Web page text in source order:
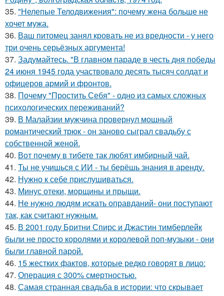
35. "Нелепые Телодвижения": почему жена больше не
хочет мужа.
36. Ваш питомец занял кровать не из вредности - у него
три очень серьёзных аргумента!
37. Задумайтесь. "В главном параде в честь дня победы
24 июня 1945 года участвовало десять тысяч солдат и
офицеров армий и фронтов.
38. Почему "Простить Себя" - одно из самых сложных
психологических переживаний?
39. В Малайзии мужчина провернул мощный
романтический трюк - он заново сыграл свадьбу с
собственной женой.
40. Вот почему в тибете так любят имбирный чай.
41. Ты не учишься с ИИ - ты берёшь знания в аренду.
42. Нужно к себе прислушиваться.
43. Минус отеки, морщины и прыщи.
44. Не нужно людям искать оправданий- они поступают
так, как считают нужным.
45. В 2001 году Бритни Спирс и Джастин тимберлейк
были не просто королями и королевой поп-музыки - они
были главной парой.
46. 15 жестких фактов, которые редко говорят в лицо:
47. Операция с 300% смертностью.
48. Самая странная свадьба в истории: что скрывает